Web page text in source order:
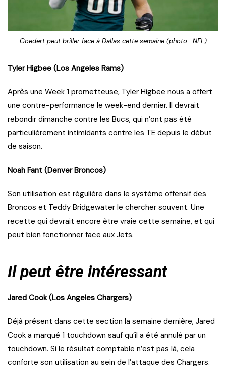
Goedert peut briller face à Dallas cette semaine (photo : NFL)
Tyler Higbee (Los Angeles Rams)
Après une Week 1 prometteuse, Tyler Higbee nous a offert
une contre-performance le week-end dernier. Il devrait
rebondir dimanche contre les Bucs, qui n’ont pas été
particulièrement intimidants contre les TE depuis le début
de saison.
Noah Fant (Denver Broncos)
Son utilisation est régulière dans le système offensif des
Broncos et Teddy Bridgewater le chercher souvent. Une
recette qui devrait encore être vraie cette semaine, et qui
peut bien fonctionner face aux Jets.
Il peut être intéressant
Jared Cook (Los Angeles Chargers)
Déjà présent dans cette section la semaine dernière, Jared
Cook a marqué 1 touchdown sauf qu’il a été annulé par un
touchdown. Si le résultat comptable n’est pas là, cela
conforte son utilisation au sein de l’attaque des Chargers.